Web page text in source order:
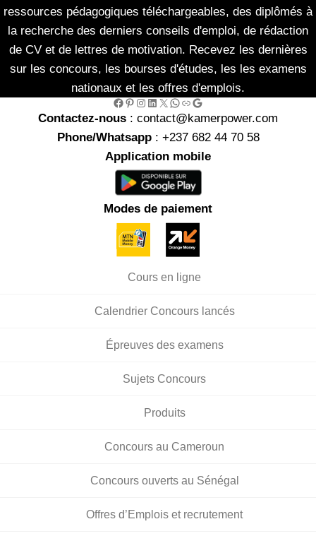
ressources pédagogiques téléchargeables, des diplômés à
la recherche des derniers conseils d'emploi, de rédaction
de CV et de lettres de motivation. Recevez les dernières
sur les concours, les bourses d'études, les les examens
nationaux et les offres d'emplois.
Facebook Pinterest InstagramLinkedIn X WhatsApp Link Google
Contactez-nous : contact@kamerpower.com
Phone/Whatsapp: +237 682 44 70 58
Application mobile
Modes de paiement
Cours en ligne
Calendrier Concours lancés
Épreuves des examens
Sujets Concours
Produits
Concours au Cameroun
Concours ouverts au Sénégal
Offres d’Emplois et recrutement